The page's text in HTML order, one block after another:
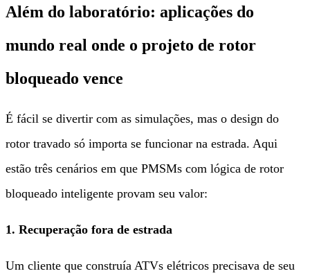
Além do laboratório: aplicações do
mundo real onde o projeto de rotor
bloqueado vence
É fácil se divertir com as simulações, mas o design do
rotor travado só importa se funcionar na estrada. Aqui
estão três cenários em que PMSMs com lógica de rotor
bloqueado inteligente provam seu valor:
1. Recuperação fora de estrada
Um cliente que construía ATVs elétricos precisava de seu